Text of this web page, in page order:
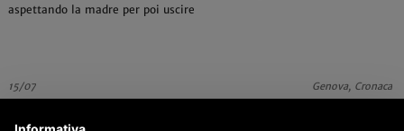
aspettando la madre per poi uscire
15/07 Genova, Cronaca